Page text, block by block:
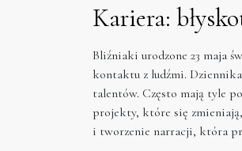
Kariera:
Bliźniaki urodzone 23 maja
kontaktu z ludźmi.
talentów. Często mają tyle
projekty, które się
i tworzenie narracji, która